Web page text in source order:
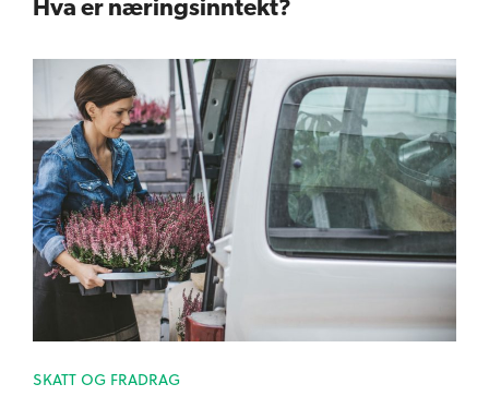
Hva er næringsinntekt?
SKATT OG FRADRAG